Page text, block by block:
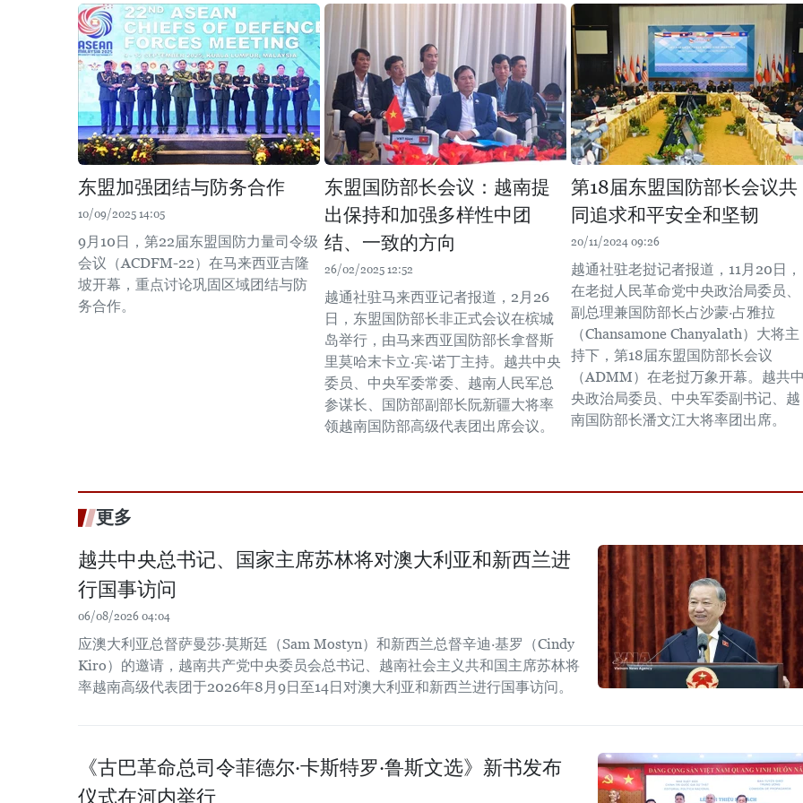
东盟加强团结与防务合作
10/09/2025 14:05
9月10日，第22届东盟国防力量司令级
会议（ACDFM-22）在马来西亚吉隆
坡开幕，重点讨论巩固区域团结与防
务合作。
东盟国防部长会议：越南提
出保持和加强多样性中团
结、一致的方向
26/02/2025 12:52
越通社驻马来西亚记者报道，2月26
日，东盟国防部长非正式会议在槟城
岛举行，由马来西亚国防部长拿督斯
里莫哈末卡立·宾·诺丁主持。越共中央
委员、中央军委常委、越南人民军总
参谋长、国防部副部长阮新疆大将率
领越南国防部高级代表团出席会议。
第18届东盟国防部长会议共
同追求和平安全和坚韧
20/11/2024 09:26
越通社驻老挝记者报道，11月20日，
在老挝人民革命党中央政治局委员、
副总理兼国防部长占沙蒙·占雅拉
（Chansamone Chanyalath）大将主
持下，第18届东盟国防部长会议
（ADMM）在老挝万象开幕。越共
央政治局委员、中央军委副书记、越
南国防部长潘文江大将率团出席。
更多
越共中央总书记、国家主席苏林将对澳大利亚和新西兰进
行国事访问
06/08/2026 04:04
应澳大利亚总督萨曼莎·莫斯廷（Sam Mostyn）和新西兰总督辛迪·基罗（Cindy
Kiro）的邀请，越南共产党中央委员会总书记、越南社会主义共和国主席苏林将
率越南高级代表团于2026年8月9日至14日对澳大利亚和新西兰进行国事访问。
《古巴革命总司令菲德尔·卡斯特罗·鲁斯文选》新书发布
仪式在河内举行